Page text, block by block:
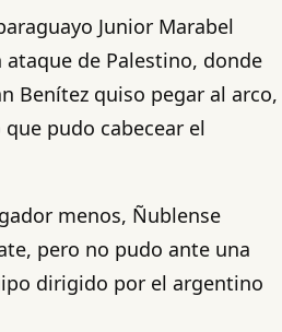
Junior Marabel
de Palestino, donde
Benítez quiso pegar al arco,
pudo cabecear el
menos, Ñublense
pero no pudo ante una
dirigido por el argentino